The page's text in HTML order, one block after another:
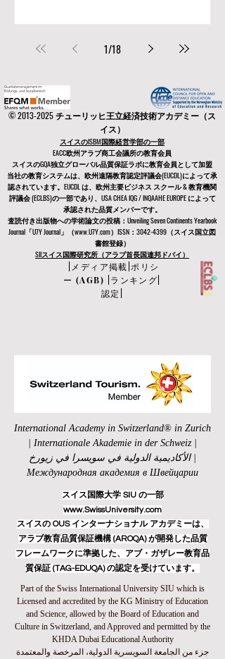
1/18
©2013-2025チューリッヒ王立経済技術アカデミー（ス
イス）
スイスのISBM国際経営学部の一部
EACC欧州アラブ商工会議所の教育会員
スイスのGQA独立グローバル品質保証ラボに教育会員として加盟
当社の教育システムは、欧州遠隔教育認定評議会(EUCDL)によって承
認されています。EUCDL は、 欧州主要ビジネス スクール & 教育機関
評議会 (ECLBS)の一部であり、USA CHEA IQG / INQAAHE EUROPE によって
承認された品質メンバーです。
査読付き出版物への学術論文の投稿：Unveiling Seven Continents Yearbook
Journal「U7Y Journal」（www.U7Y.com）ISSN：3042-4399（スイス国立図
書館登録）
SIIスイス国際研究所（アラブ首長国連邦ドバイ）
メディア掲載 ポリシ
ー (AGB)
ランキング
認定
International Academy in Switzerland® in Zurich
| Internationale Akademie in der Schweiz |
الأكاديمية الدولية في سويسرا في زيورخ |
Международная академия в Швейцарии
スイス国際大学 SIU の一部
www.SwissUniversity.com
スイスの OUS インターナショナル アカデミーは、
アラブ教育品質保証機構 (AROQA) が開発した品質
フレームワークに準拠した、アブ・ガザレー教育品
質保証 (TAG-EDUQA) の認定を受けています。
Part of the Swiss International University SIU which is
Licensed and accredited by the KG Ministry of Education
and Science, allowed by the Board of Education and
Culture in Switzerland, and Approved and permitted by the
KHDA Dubai Educational Authority
جزء من الجامعة السويسرية الدولية، المرخصة والمعتمدة